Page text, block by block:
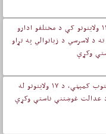
خوندیتوب کمېټې په ۱۱ ولایتونو کې د مختلفو ادارو
د لاسرسي د زیاتوالي په تړاو
وکړې
افغان خبریالانو خوندیتوب کمېټې، د ۱۷ ولايتونو له
عدالت غوښتنې ناستې وکړې